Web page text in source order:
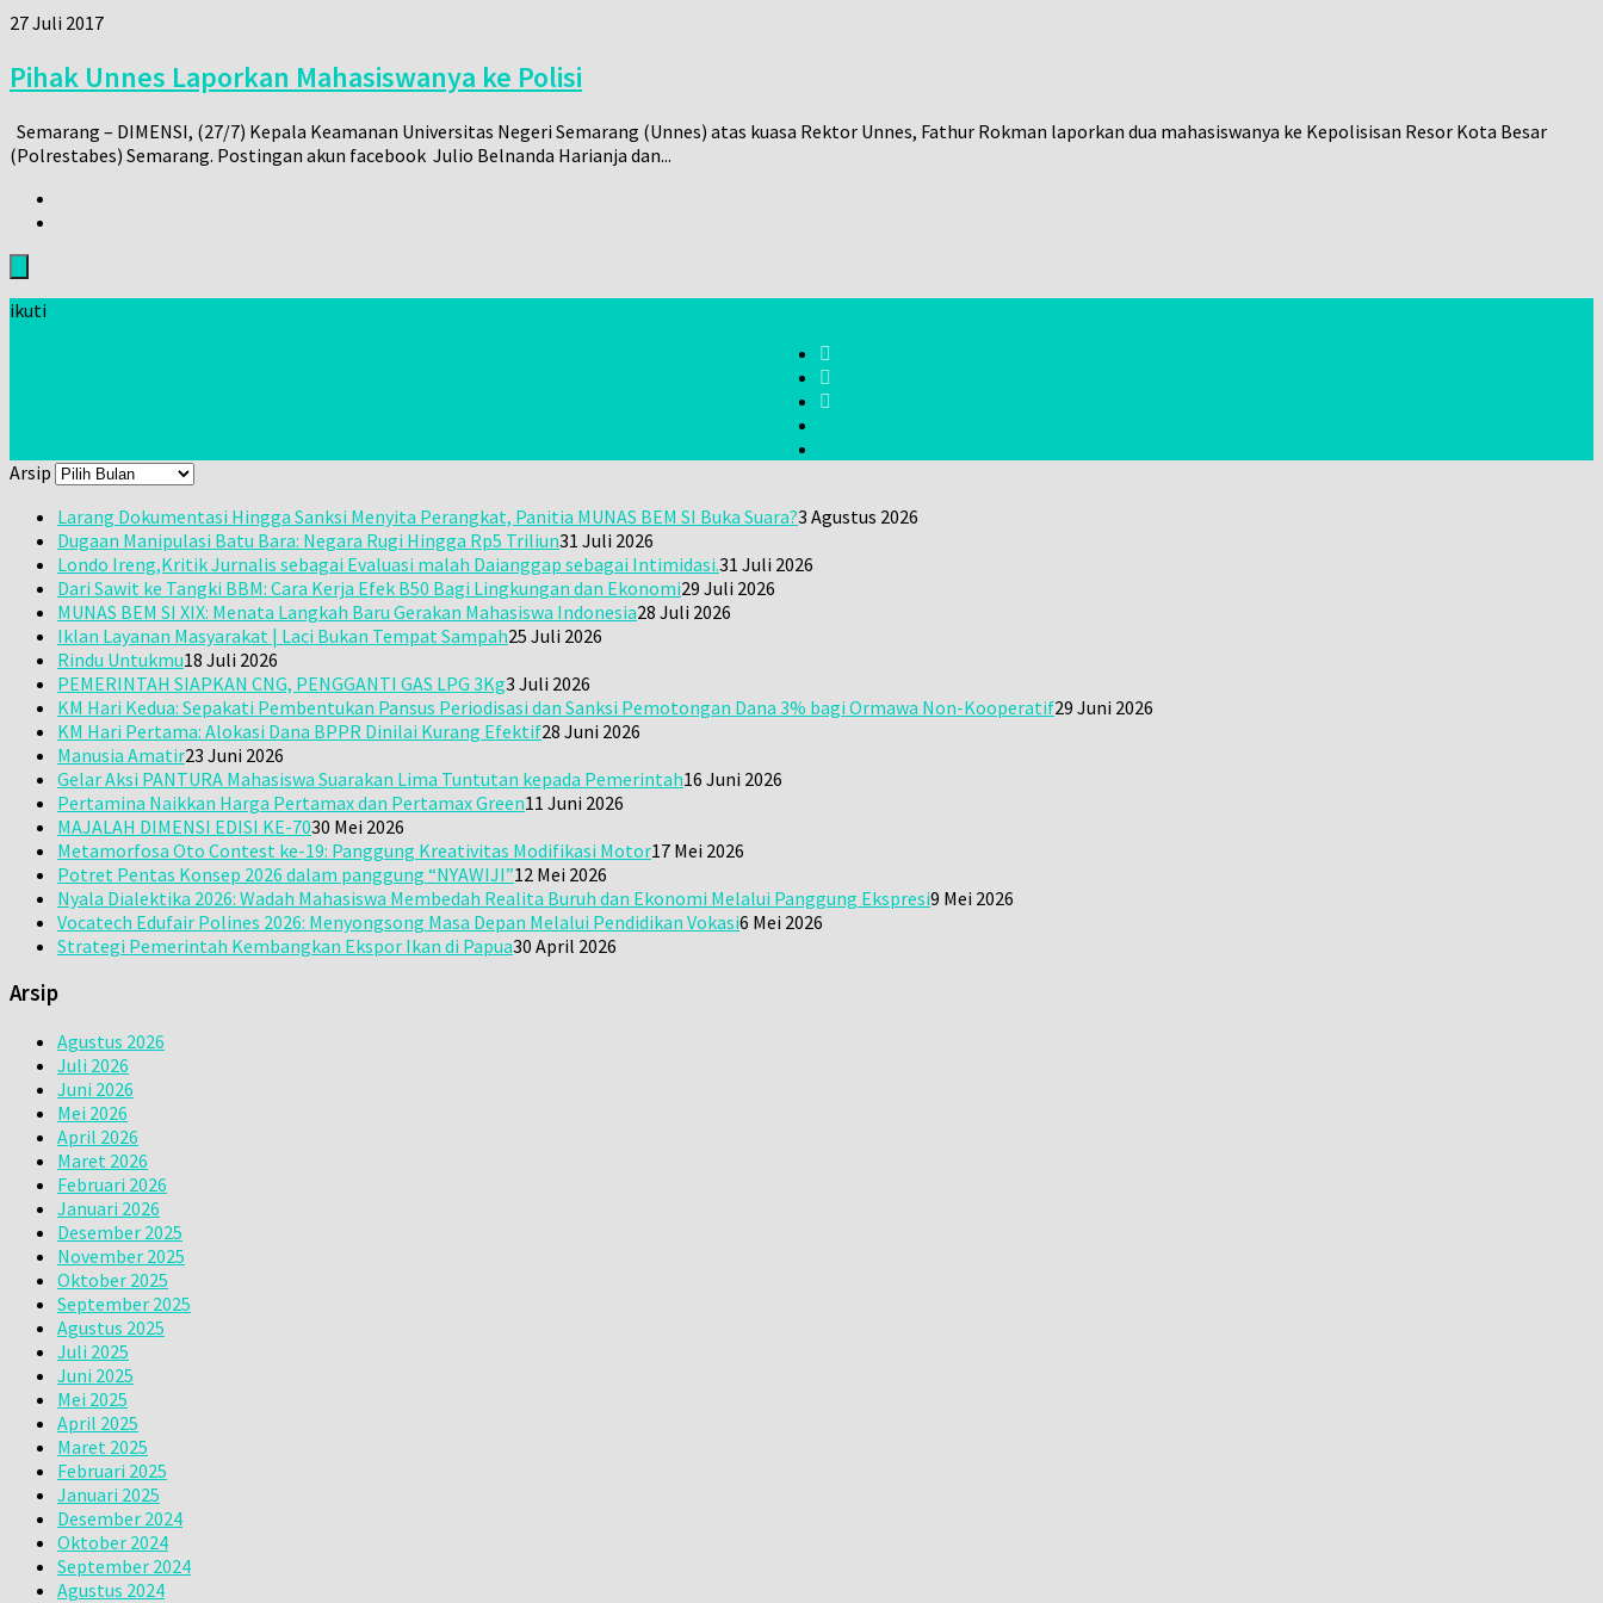
27 Juli 2017
Pihak Unnes Laporkan Mahasiswanya ke Polisi
Semarang – DIMENSI, (27/7) Kepala Keamanan Universitas Negeri Semarang (Unnes) atas kuasa Rektor Unnes, Fathur Rokman laporkan dua mahasiswanya ke Kepolisisan Resor Kota Besar
(Polrestabes) Semarang. Postingan akun facebook Julio Belnanda Harianja dan...
ikuti
Arsip
Larang Dokumentasi Hingga Sanksi Menyita Perangkat, Panitia MUNAS BEM SI Buka Suara?3 Agustus 2026
Dugaan Manipulasi Batu Bara: Negara Rugi Hingga Rp5 Triliun31 Juli 2026
Londo Ireng,Kritik Jurnalis sebagai Evaluasi malah Daianggap sebagai Intimidasi.31 Juli 2026
Dari Sawit ke Tangki BBM: Cara Kerja Efek B50 Bagi Lingkungan dan Ekonomi29 Juli 2026
MUNAS BEM SI XIX: Menata Langkah Baru Gerakan Mahasiswa Indonesia28 Juli 2026
Iklan Layanan Masyarakat | Laci Bukan Tempat Sampah25 Juli 2026
Rindu Untukmu18 Juli 2026
PEMERINTAH SIAPKAN CNG, PENGGANTI GAS LPG 3Kg3 Juli 2026
KM Hari Kedua: Sepakati Pembentukan Pansus Periodisasi dan Sanksi Pemotongan Dana 3% bagi Ormawa Non-Kooperatif29 Juni 2026
KM Hari Pertama: Alokasi Dana BPPR Dinilai Kurang Efektif28 Juni 2026
Manusia Amatir23 Juni 2026
Gelar Aksi PANTURA Mahasiswa Suarakan Lima Tuntutan kepada Pemerintah16 Juni 2026
Pertamina Naikkan Harga Pertamax dan Pertamax Green11 Juni 2026
MAJALAH DIMENSI EDISI KE-7030 Mei 2026
Metamorfosa Oto Contest ke-19: Panggung Kreativitas Modifikasi Motor17 Mei 2026
Potret Pentas Konsep 2026 dalam panggung “NYAWIJI”12 Mei 2026
Nyala Dialektika 2026: Wadah Mahasiswa Membedah Realita Buruh dan Ekonomi Melalui Panggung Ekspresi9 Mei 2026
Vocatech Edufair Polines 2026: Menyongsong Masa Depan Melalui Pendidikan Vokasi6 Mei 2026
Strategi Pemerintah Kembangkan Ekspor Ikan di Papua30 April 2026
Arsip
Agustus 2026
Juli 2026
Juni 2026
Mei 2026
April 2026
Maret 2026
Februari 2026
Januari 2026
Desember 2025
November 2025
Oktober 2025
September 2025
Agustus 2025
Juli 2025
Juni 2025
Mei 2025
April 2025
Maret 2025
Februari 2025
Januari 2025
Desember 2024
Oktober 2024
September 2024
Agustus 2024